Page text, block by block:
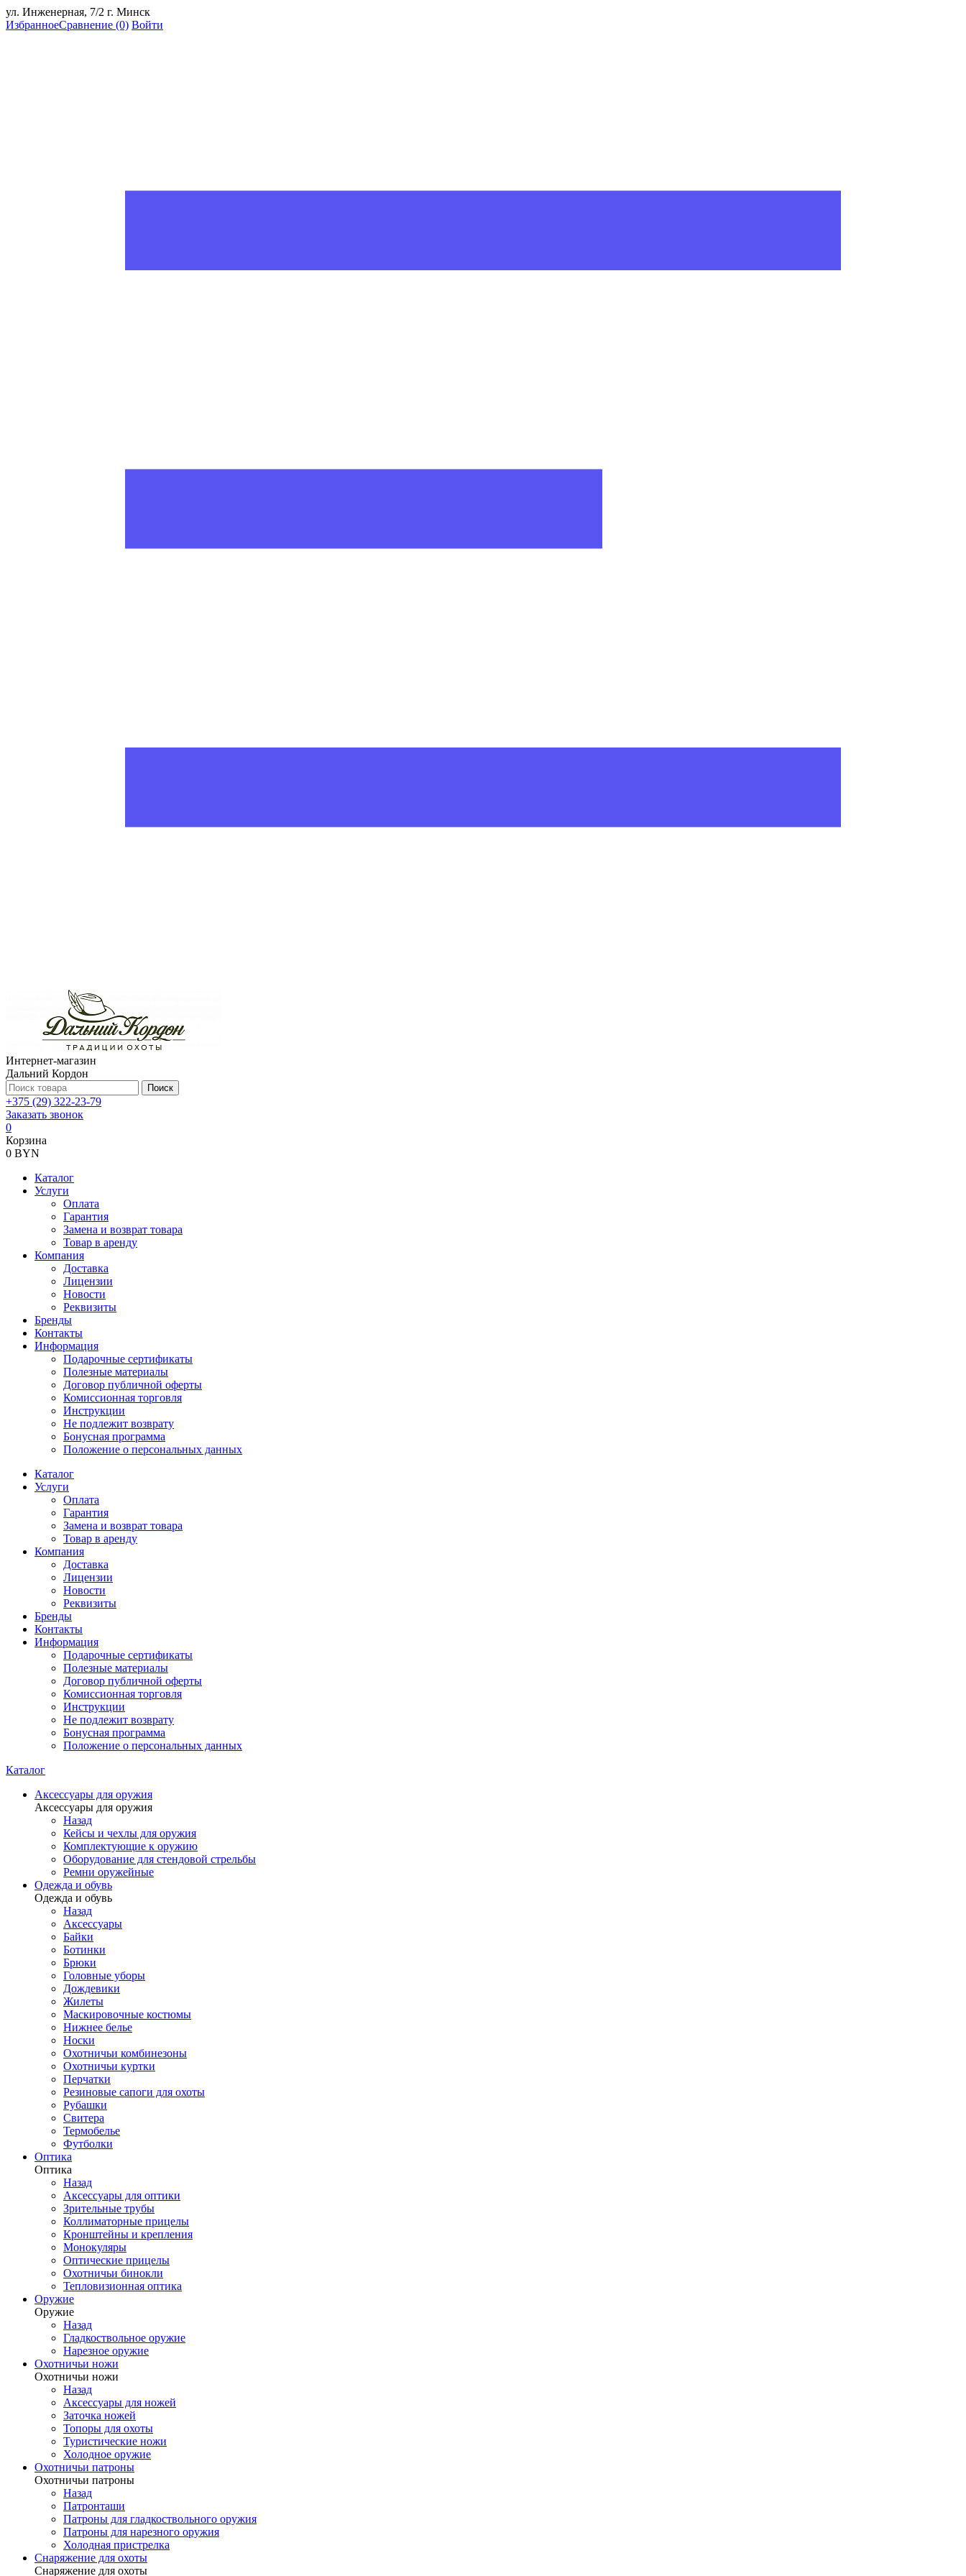
ул. Инженерная, 7/2 г. Минск
ИзбранноеСравнение (0) Войти
Интернет-магазин
Дальний Кордон
Поиск
+375 (29) 322-23-79
Заказать звонок
0
Корзина
0 BYN
Каталог
Услуги
Оплата
Гарантия
Замена и возврат товара
Товар в аренду
Компания
Доставка
Лицензии
Новости
Реквизиты
Бренды
Контакты
Информация
Подарочные сертификаты
Полезные материалы
Договор публичной оферты
Комиссионная торговля
Инструкции
Не подлежит возврату
Бонусная программа
Положение о персональных данных
Каталог
Услуги
Оплата
Гарантия
Замена и возврат товара
Товар в аренду
Компания
Доставка
Лицензии
Новости
Реквизиты
Бренды
Контакты
Информация
Подарочные сертификаты
Полезные материалы
Договор публичной оферты
Комиссионная торговля
Инструкции
Не подлежит возврату
Бонусная программа
Положение о персональных данных
Каталог
Аксессуары для оружия
Аксессуары для оружия
Назад
Кейсы и чехлы для оружия
Комплектующие к оружию
Оборудование для стендовой стрельбы
Ремни оружейные
Одежда и обувь
Одежда и обувь
Назад
Аксессуары
Байки
Ботинки
Брюки
Головные уборы
Дождевики
Жилеты
Маскировочные костюмы
Нижнее белье
Носки
Охотничьи комбинезоны
Охотничьи куртки
Перчатки
Резиновые сапоги для охоты
Рубашки
Свитера
Термобелье
Футболки
Оптика
Оптика
Назад
Аксессуары для оптики
Зрительные трубы
Коллиматорные прицелы
Кронштейны и крепления
Монокуляры
Оптические прицелы
Охотничьи бинокли
Тепловизионная оптика
Оружие
Оружие
Назад
Гладкоствольное оружие
Нарезное оружие
Охотничьи ножи
Охотничьи ножи
Назад
Аксессуары для ножей
Заточка ножей
Топоры для охоты
Туристические ножи
Холодное оружие
Охотничьи патроны
Охотничьи патроны
Назад
Патронташи
Патроны для гладкоствольного оружия
Патроны для нарезного оружия
Холодная пристрелка
Снаряжение для охоты
Снаряжение для охоты